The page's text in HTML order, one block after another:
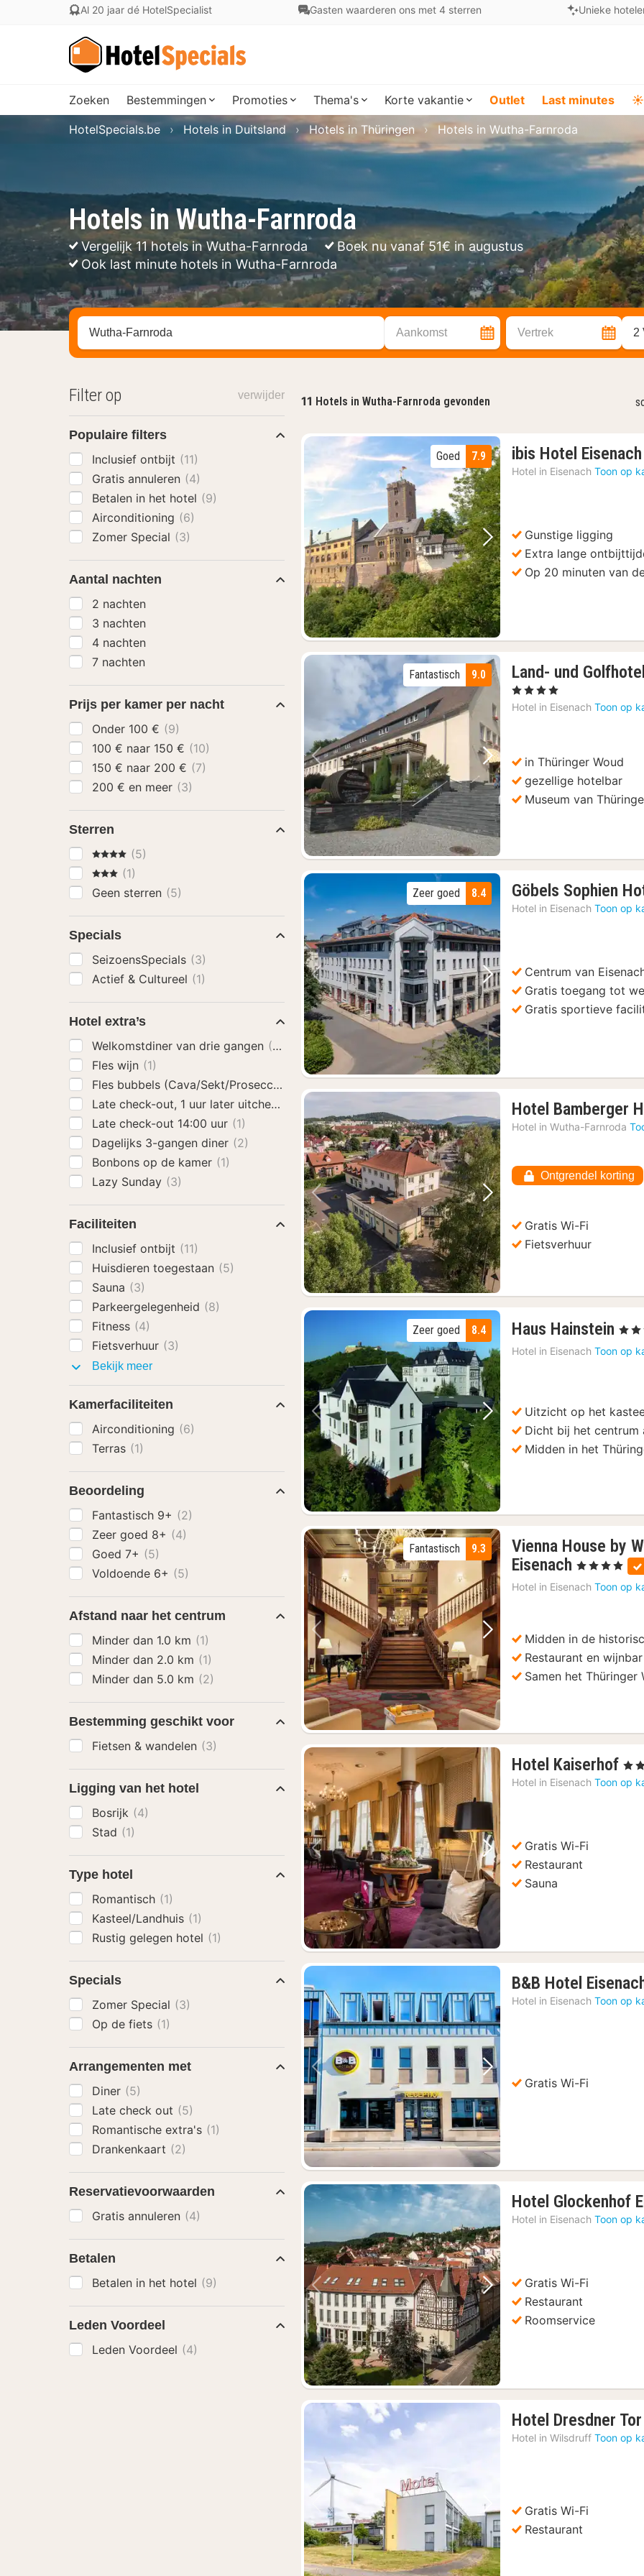
Al 20 jaar dé HotelSpecialist Gasten waarderen ons met 4 sterren Unieke
Zoeken Bestemmingen Promoties Thema's Korte vakantie Outlet Last minutes ☀️
Hotels in Wutha-Farnroda
Vergelijk 11 hotels in Wutha-Farnroda
Boek nu vanaf 51€ in augustus
Ook last minute hotels in Wutha-Farnroda
HotelSpecials.be Hotels in Duitsland Hotels in Thüringen Hotels in Wutha-Farnroda
Zoek op hotel, regio of stad Aankomst Vertrek 2
11 Hotels in Wutha-Farnroda gevonden
Vorige foto Volgende foto
7.9
Goed ibis Hotel Eisenach
Hotel in Eisenach Toon op
Gunstige ligging
Extra lange
Op 20 minuten van
Vorige foto Volgende foto
9.0
Fantastisch Land- und
, 4 Sterren
Hotel in Eisenach Toon op
in Thüringer Woud
gezellige hotelbar
Museum van
Vorige foto Volgende foto
8.4
Zeer goed Göbels Sophien
Hotel in Eisenach Toon op
Centrum van
Gratis toegang tot
Gratis sportieve
Vorige foto Volgende foto
Hotel Bamberger
Hotel in Wutha-Farnroda
Ontgrendel korting
Gratis Wi-Fi
Fietsverhuur
Vorige foto Volgende foto
8.4
Zeer goed Haus Hainstein 2
, 3
Hotel in Eisenach Toon op
Uitzicht op het
Dicht bij het centrum
Midden in het
Vorige foto Volgende foto
9.3
Fantastisch
Vienna House by
Eisenach 1
nacht
vanaf
€
, 4 Sterren
Hotel in Eisenach Toon op
Midden in de
Restaurant en wijnbar
Samen het Thüringer
Vorige foto Volgende foto
Hotel Kaiserhof 1
, 4
Hotel in Eisenach Toon op
Gratis Wi-Fi
Restaurant
Sauna
Vorige foto Volgende foto
B&B Hotel
Hotel in Eisenach Toon op
Gratis Wi-Fi
Vorige foto Volgende foto
Hotel Glockenhof
Hotel in Eisenach Toon op
Gratis Wi-Fi
Restaurant
Roomservice
Vorige foto Volgende foto
Hotel Dresdner Tor
Hotel in Wilsdruff Toon op
Gratis Wi-Fi
Restaurant
Filter op verwijder
Populaire filters
Inclusief ontbijt (11)
Gratis annuleren (4)
Betalen in het hotel (9)
Airconditioning (6)
Zomer Special (3)
Aantal nachten
2 nachten
3 nachten
4 nachten
7 nachten
Prijs per kamer per nacht
Onder 100 € (9)
100 € naar 150 € (10)
150 € naar 200 € (7)
200 € en meer (3)
Sterren
4 Sterren
(5)
3 Sterren
(1)
Geen sterren (5)
Specials
SeizoensSpecials (3)
Actief & Cultureel (1)
Hotel extra’s
Welkomstdiner van drie gangen (3)
Fles wijn (1)
Fles bubbels (Cava/Sekt/Prosecco)
Late check-out, 1 uur later uitchecken
Late check-out 14:00 uur (1)
Dagelijks 3-gangen diner (2)
Bonbons op de kamer (1)
Lazy Sunday (3)
Faciliteiten
Inclusief ontbijt (11)
Huisdieren toegestaan (5)
Sauna (3)
Parkeergelegenheid (8)
Fitness (4)
Fietsverhuur (3)
Bekijk meerFaciliteiten
Kamerfaciliteiten
Airconditioning (6)
Terras (1)
Beoordeling
Fantastisch 9+ (2)
Zeer goed 8+ (4)
Goed 7+ (5)
Voldoende 6+ (5)
Afstand naar het centrum
Minder dan 1.0 km (1)
Minder dan 2.0 km (1)
Minder dan 5.0 km (2)
Bestemming geschikt voor
Fietsen & wandelen (3)
Ligging van het hotel
Bosrijk (4)
Stad (1)
Type hotel
Romantisch (1)
Kasteel/Landhuis (1)
Rustig gelegen hotel (1)
Specials
Zomer Special (3)
Op de fiets (1)
Arrangementen met
Diner (5)
Late check out (5)
Romantische extra's (1)
Drankenkaart (2)
Reservatievoorwaarden
Gratis annuleren (4)
Betalen
Betalen in het hotel (9)
Leden Voordeel
Leden Voordeel (4)